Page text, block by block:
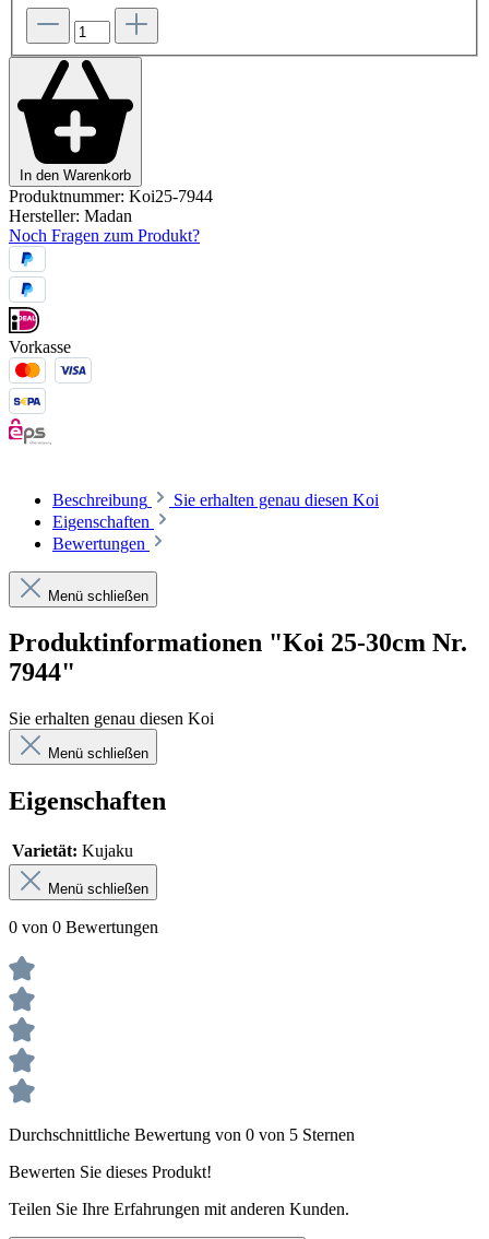
In den Warenkorb
Produktnummer: Koi25-7944
Hersteller: Madan
Noch Fragen zum Produkt?
Vorkasse
Beschreibung
Sie erhalten genau diesen Koi
Eigenschaften
Bewertungen
Menü schließen
Produktinformationen "Koi 25-30cm Nr.
7944"
Sie erhalten genau diesen Koi
Menü schließen
Eigenschaften
Varietät: Kujaku
Menü schließen
0 von 0 Bewertungen
Durchschnittliche Bewertung von 0 von 5 Sternen
Bewerten Sie dieses Produkt!
Teilen Sie Ihre Erfahrungen mit anderen Kunden.